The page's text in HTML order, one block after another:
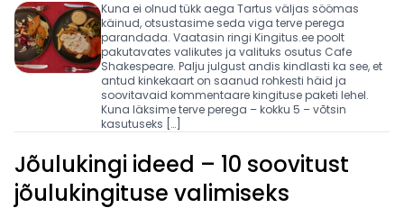
Kuna ei olnud tükk aega Tartus väljas söömas
käinud, otsustasime seda viga terve perega
parandada. Vaatasin ringi Kingitus.ee poolt
pakutavates valikutes ja valituks osutus Cafe
Shakespeare. Palju julgust andis kindlasti ka see, et
antud kinkekaart on saanud rohkesti häid ja
soovitavaid kommentaare kingituse paketi lehel.
Kuna läksime terve perega – kokku 5 – võtsin
kasutuseks […]
Jõulukingi ideed – 10 soovitust
jõulukingituse valimiseks